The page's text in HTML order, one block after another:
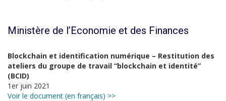
Ministère de l’Economie et des Finances
Blockchain et identification numérique – Restitution des
ateliers du groupe de travail “blockchain et identité”
(BCID)
1er juin 2021
Voir le document (en français) >>